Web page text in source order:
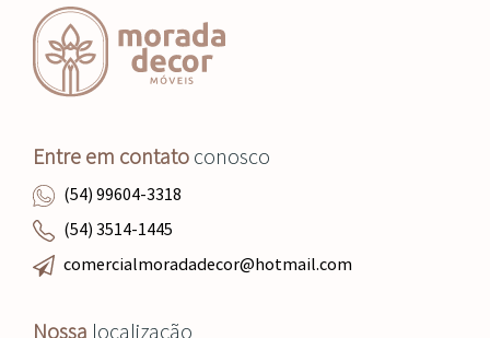
Entre em contato conosco
(54) 99604-3318
(54) 3514-1445
comercialmoradadecor@hotmail.com
Nossa localização